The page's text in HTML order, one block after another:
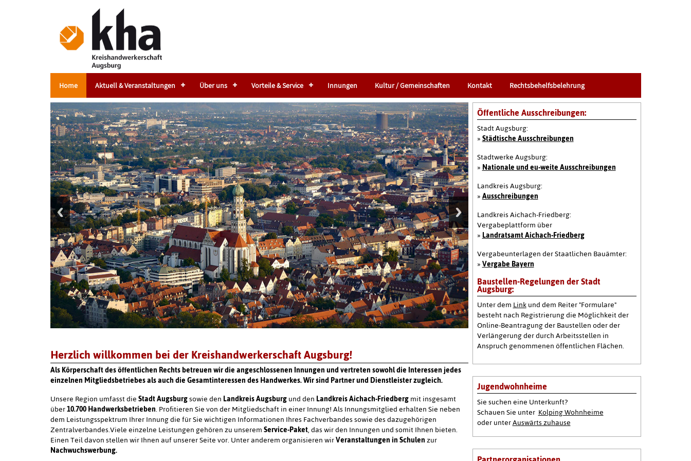
Home Aktuell & Veranstaltungen Über uns Vorteile & Service Innungen Kultur / Gemeinschaften Kontakt Rechtsbehelfsbelehrung
Herzlich willkommen bei der Kreishandwerkerschaft Augsburg!
Als Körperschaft des öffentlichen Rechts betreuen wir die angeschlossenen Innungen und vertreten sowohl die Interessen jedes
einzelnen Mitgliedsbetriebes als auch die Gesamtinteressen des Handwerkes. Wir sind Partner und Dienstleister zugleich.
Unsere Region umfasst dieStadt Augsburgsowie denLandkreis Augsburgund denLandkreis Aichach-Friedbergmit insgesamt
über10.700 Handwerksbetrieben. Profitieren Sie von der Mitgliedschaft in einer Innung! Als Innungsmitglied erhalten Sie neben
dem Leistungsspektrum Ihrer Innung die für Sie wichtigen Informationen Ihres Fachverbandes sowie des dazugehörigen
Zentralverbandes.Viele einzelne Leistungen gehören zu unseremService-Paket, das wir den Innungen und somit Ihnen bieten.
Einen Teil davon stellen wir Ihnen auf unserer Seite vor. Unter anderem organisieren wirVeranstaltungen in Schulenzur
Nachwuchswerbung.
Öffentliche Ausschreibungen:
Stadt Augsburg:
»Städtische Ausschreibungen
Stadtwerke Augsburg:
»Nationale und eu-weite Ausschreibungen
Landkreis Augsburg:
»Ausschreibungen
Landkreis Aichach-Friedberg:
Vergabeplattform über
»Landratsamt Aichach-Friedberg
Vergabeunterlagen der Staatlichen Bauämter:
»Vergabe Bayern
Baustellen-Regelungen der Stadt
Augsburg:
Unter demLinkund dem Reiter "Formulare"
besteht nach Registrierung die Möglichkeit der
Online-Beantragung der Baustellen oder der
Verlängerung der durch Arbeitsstellen in
Anspruch genommenen öffentlichen Flächen.
Jugendwohnheime
Sie suchen eine Unterkunft?
Schauen Sie unterKolping Wohnheime
oder unterAuswärts zuhause